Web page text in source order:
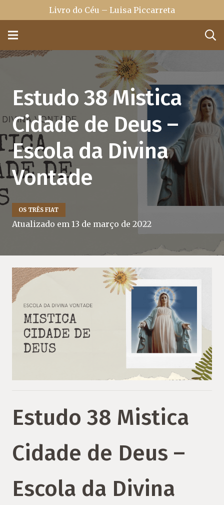
Livro do Céu – Luisa Piccarreta
Estudo 38 Mistica
Cidade de Deus –
Escola da Divina
Vontade
OS TRÊS FIAT
Atualizado em 13 de março de 2022
Estudo 38 Mistica
Cidade de Deus –
Escola da Divina